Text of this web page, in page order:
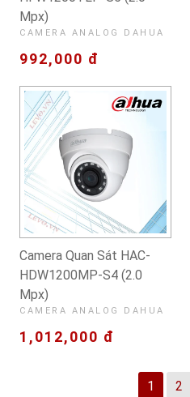
Mpx)
CAMERA ANALOG DAHUA
992,000 đ
Camera Quan Sát HAC-
HDW1200MP-S4 (2.0
Mpx)
CAMERA ANALOG DAHUA
1,012,000 đ
1 2